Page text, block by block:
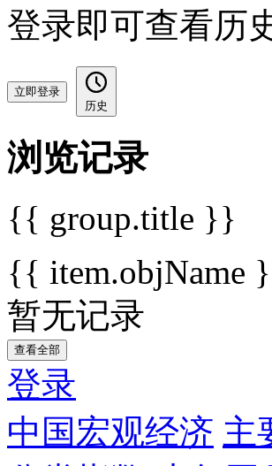
登录即可查看历
立即登录
历史
浏览记录
{{ group.title }}
{{ item.objName
暂无记录
查看全部
登录
中国宏观经济 主